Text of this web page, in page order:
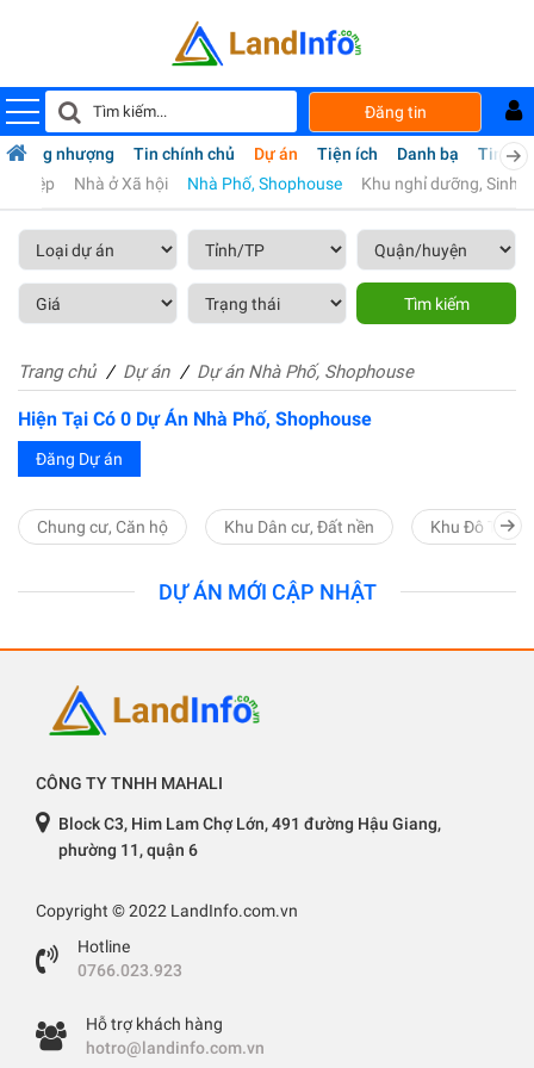
Đăng tin
Sang nhượng Tin chính chủ Dự án Tiện ích Danh bạ
Tin tức
Nhà ở Xã hội Nhà Phố, Shophouse Khu nghỉ dưỡng, Sinh
Tìm kiếm
Trang chủ Dự án Dự án Nhà Phố, Shophouse
Hiện Tại Có 0 Dự Án Nhà Phố, Shophouse
Đăng Dự án
Chung cư, Căn hộ Khu Dân cư, Đất nền Khu Đô Thị
DỰ ÁN MỚI CẬP NHẬT
CÔNG TY TNHH MAHALI
Block C3, Him Lam Chợ Lớn, 491 đường Hậu Giang,
phường 11, quận 6
Copyright © 2022 LandInfo.com.vn
Hotline
0766.023.923
Hỗ trợ khách hàng
hotro@landinfo.com.vn